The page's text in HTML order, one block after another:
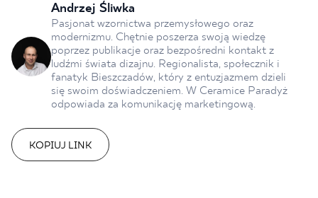
Andrzej Śliwka
Pasjonat wzornictwa przemysłowego oraz
modernizmu. Chętnie poszerza swoją wiedzę
poprzez publikacje oraz bezpośredni kontakt z
ludźmi świata dizajnu. Regionalista, społecznik i
fanatyk Bieszczadów, który z entuzjazmem dzieli
się swoim doświadczeniem. W Ceramice Paradyż
odpowiada za komunikację marketingową.
KOPIUJ LINK